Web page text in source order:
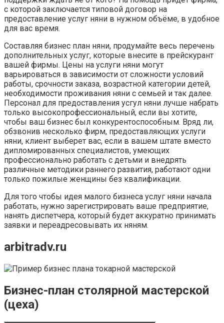
с которой заключается типовой договор на
предоставление услуг няни в нужном объёме, в удобное
для вас время.
Составляя бизнес план няни, продумайте весь перечень
дополнительных услуг, которые внесите в прейскурант
вашей фирмы. Цены на услуги няни могут
варьироваться в зависимости от сложности условий
работы, срочности заказа, возрастной категории детей,
необходимости проживания няни с семьей и так далее.
Персонал для предоставления усгул няни лучше набрать
только высокопрофессиональный, если вы хотите,
чтобы ваш бизнес был конкурентоспособным. Вряд ли,
обзвонив несколько фирм, предоставляющих услуги
няни, клиент выберет вас, если в вашем штате вместо
дипломированных специалистов, умеющих
профессионально работать с детьми и внедрять
различные методики раннего развития, работают одни
только пожилые женщины без квалификации.
Для того чтобы идея малого бизнеса услуг няни начала
работать, нужно зарегистрировать ваше предприятие,
нанять диспетчера, который будет аккуратно принимать
заявки и переадресовывать их няням.
arbitradv.ru
Бизнес-план столярной мастерской
(цеха)